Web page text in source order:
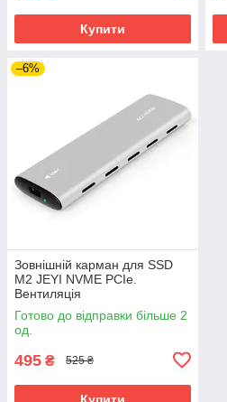
Купити
–6%
Зовнішній карман для SSD
M2 JEYI NVME PCIe.
Вентиляція
Готово до відправки більше 2
од.
495 ₴ 525 ₴